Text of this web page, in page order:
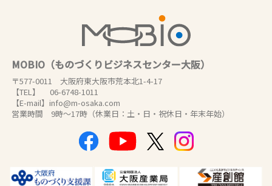
MOBIO（ものづくりビジネスセンター大阪）
〒577-0011 大阪府東大阪市荒本北1-4-17
【TEL】 06-6748-1011
【E-mail】info@m-osaka.com
営業時間 9時～17時（休業日：土・日・祝休日・年末年始）